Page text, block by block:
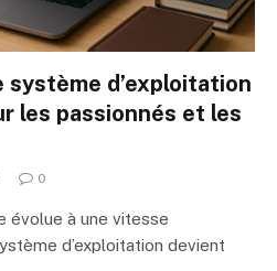
système d’exploitation
les passionnés et les
0
évolue à une vitesse
d’exploitation devient